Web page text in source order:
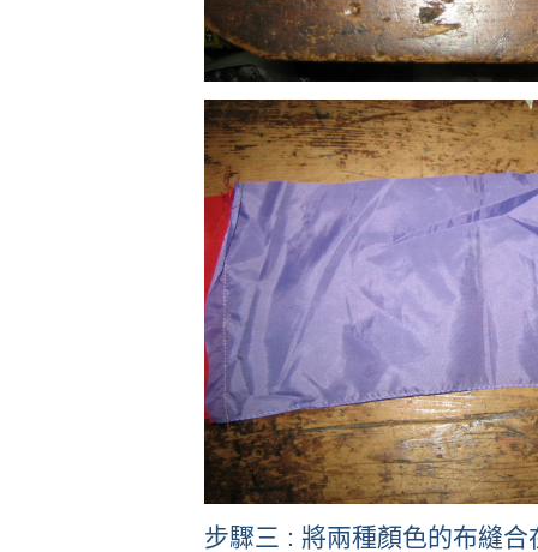
步驟三 : 將兩種顏色的布縫合